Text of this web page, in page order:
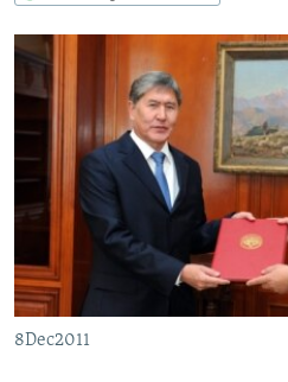
ДАНИСТЕ
ЭЖЕ-СИҢДИЛЕР
АЗАТТЫК+
ЫҢГАЙСЫЗ СУРООЛОР
Русский
ОНЛАЙН ШЕРИНЕ
ЭЕ/АРнун бардык сайттары
8Dec2011